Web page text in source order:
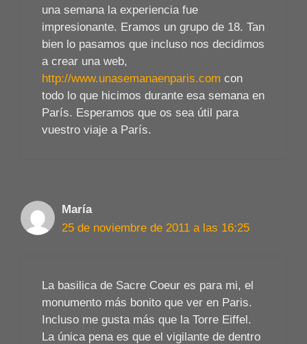
una semana la experiencia fue
impresionante. Eramos un grupo de 18. Tan
bien lo pasamos que incluso nos decidimos
a crear una web,
http://www.unasemanaenparis.com con
todo lo que hicimos durante esa semana en
París. Esperamos que os sea útil para
vuestro viaje a París.
María
25 de noviembre de 2011 a las 16:25
La basi­lica de Sacre Coeur es para mi, el
monumento más bonito que ver en Paris.
Incluso me gusta más que la Torre Eiffel.
La única pena es que el vigilante de dentro